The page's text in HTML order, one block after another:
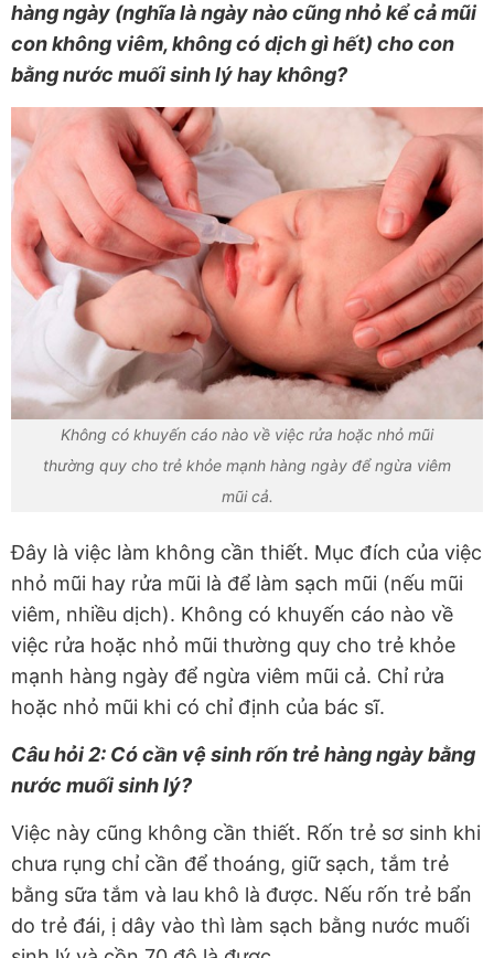
hàng ngày (nghĩa là ngày nào cũng nhỏ kể cả mũi
con không viêm, không có dịch gì hết) cho con
bằng nước muối sinh lý hay không?
Không có khuyến cáo nào về việc rửa hoặc nhỏ mũi
thường quy cho trẻ khỏe mạnh hàng ngày để ngừa viêm
mũi cả.
Đây là việc làm không cần thiết. Mục đích của việc
nhỏ mũi hay rửa mũi là để làm sạch mũi (nếu mũi
viêm, nhiều dịch). Không có khuyến cáo nào về
việc rửa hoặc nhỏ mũi thường quy cho trẻ khỏe
mạnh hàng ngày để ngừa viêm mũi cả. Chỉ rửa
hoặc nhỏ mũi khi có chỉ định của bác sĩ.
Câu hỏi 2: Có cần vệ sinh rốn trẻ hàng ngày bằng
nước muối sinh lý?
Việc này cũng không cần thiết. Rốn trẻ sơ sinh khi
chưa rụng chỉ cần để thoáng, giữ sạch, tắm trẻ
bằng sữa tắm và lau khô là được. Nếu rốn trẻ bẩn
do trẻ đái, ị dây vào thì làm sạch bằng nước muối